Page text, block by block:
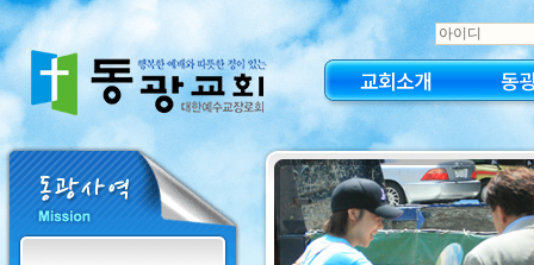
교회소개 동